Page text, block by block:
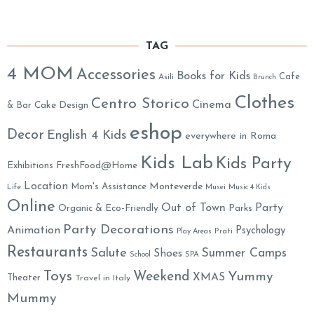
TAG
4 MOM Accessories Asili Books for Kids Brunch Cafe
& Bar Cake Design Centro Storico Cinema Clothes
Decor English 4 Kids eshop everywhere in Roma
Exhibitions FreshFood@Home Kids Lab Kids Party
Life Location Mom's Assistance Monteverde Musei Music 4 Kids
Online Organic & Eco-Friendly Out of Town Parks Party
Animation Party Decorations Play Areas Prati Psychology
Restaurants Salute School Shoes SPA Summer Camps
Theater Toys Travel in Italy Weekend XMAS Yummy
Mummy